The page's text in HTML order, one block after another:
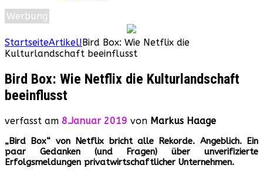
Werbung
StartseiteArtikel!Bird Box: Wie Netflix die
Kulturlandschaft beeinflusst
Bird Box: Wie Netflix die Kulturlandschaft
beeinflusst
verfasst am 8.Januar 2019 von Markus Haage
„Bird Box“ von Netflix bricht alle Rekorde. Angeblich. Ein
paar Gedanken (und Fragen) über unverifizierte
Erfolgsmeldungen privatwirtschaftlicher Unternehmen.